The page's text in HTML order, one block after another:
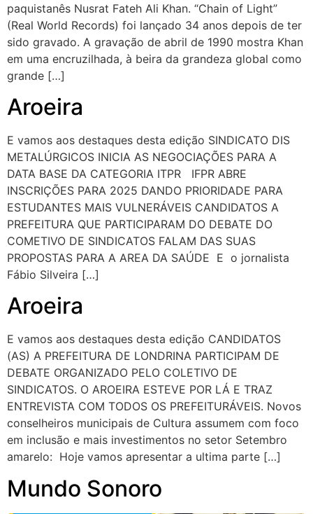
paquistanês Nusrat Fateh Ali Khan. “Chain of Light”
(Real World Records) foi lançado 34 anos depois de ter
sido gravado. A gravação de abril de 1990 mostra Khan
em uma encruzilhada, à beira da grandeza global como
grande […]
Aroeira
E vamos aos destaques desta edição SINDICATO DIS
METALÚRGICOS INICIA AS NEGOCIAÇÕES PARA A
DATA BASE DA CATEGORIA ITPR IFPR ABRE
INSCRIÇÕES PARA 2025 DANDO PRIORIDADE PARA
ESTUDANTES MAIS VULNERÁVEIS CANDIDATOS A
PREFEITURA QUE PARTICIPARAM DO DEBATE DO
COMETIVO DE SINDICATOS FALAM DAS SUAS
PROPOSTAS PARA A AREA DA SAÚDE E o jornalista
Fábio Silveira […]
Aroeira
E vamos aos destaques desta edição CANDIDATOS
(AS) A PREFEITURA DE LONDRINA PARTICIPAM DE
DEBATE ORGANIZADO PELO COLETIVO DE
SINDICATOS. O AROEIRA ESTEVE POR LÁ E TRAZ
ENTREVISTA COM TODOS OS PREFEITURÁVEIS. Novos
conselheiros municipais de Cultura assumem com foco
em inclusão e mais investimentos no setor Setembro
amarelo: Hoje vamos apresentar a ultima parte […]
Mundo Sonoro